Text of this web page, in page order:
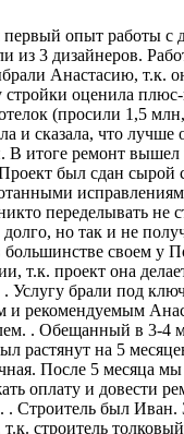
опыт работы с
из 3 дизайнеров.
Анастасию, т.к.
стройки оценила
(просили 1,5
и сказала, что лучше
В итоге ремонт вышел
был сдан сырой
переделывать не
но так и не
большинстве своем у
т.к. проект она
Услугу брали под
и рекомендуемым
. Обещанный в 3-4
растянут на 5
После 5 месяца
оплату и довести
. Строитель был Иван.
т.к. строитель